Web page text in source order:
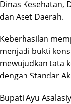
Dinas Kesehatan,
dan Aset Daerah.
Keberhasilan
menjadi bukti
mewujudkan tata
dengan Standar
Bupati Ayu